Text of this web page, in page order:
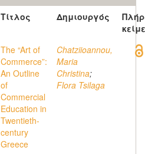
Τίτλος Δημιουργός
The “Art of
Commerce”:
An Outline
of
Commercial
Education in
Twentieth-
century
Greece
Chatziioannou,
Maria
Christina;
Flora Tsilaga